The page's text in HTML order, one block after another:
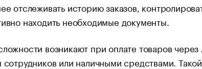
отслеживать историю заказов,
находить необходимые документы.
возникают при оплате товаров
сотрудников или наличными средствами. Такой